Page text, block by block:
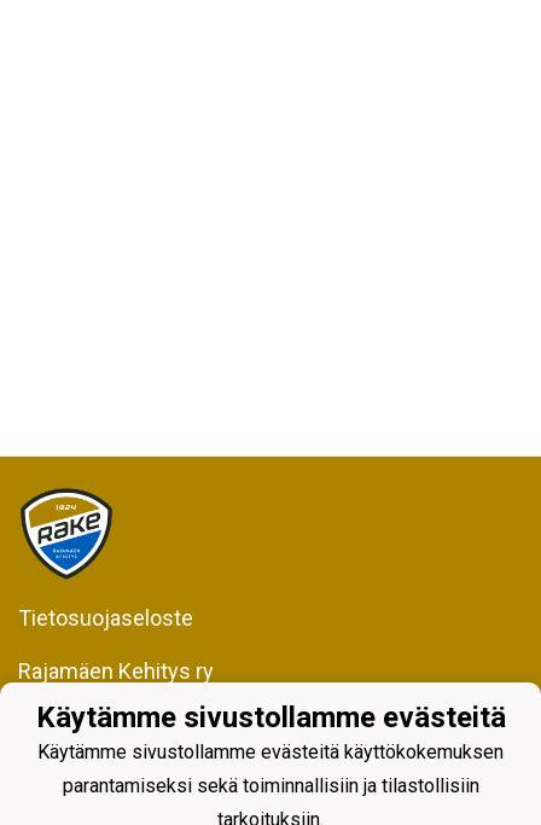
Tietosuojaseloste
Rajamäen Kehitys ry
05200 Rajamäki
Y-tunnus 0598128-2
Käytämme sivustollamme evästeitä
Käytämme sivustollamme evästeitä käyttökokemuksen
parantamiseksi sekä toiminnallisiin ja tilastollisiin
tarkoituksiin.